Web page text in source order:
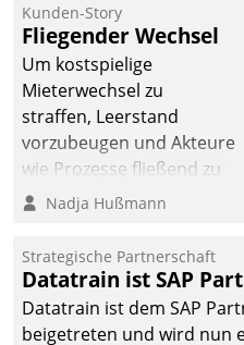
Kunden-Story
Fliegender Wechsel
Um kostspielige
Mieterwechsel zu
straffen, Leerstand
vorzubeugen und Akteure
wie Prozesse fließend zu
vernetzen, nutzt die
Jahresbeginn eine
Überblick, Einsicht und
Eingriff bietende Lösung.
Zur Entwicklung setzte
Nadja Hußmann
Strategische Partnerschaft
Datatrain ist SAP
Datatrain ist dem SAP
beigetreten und wird nun